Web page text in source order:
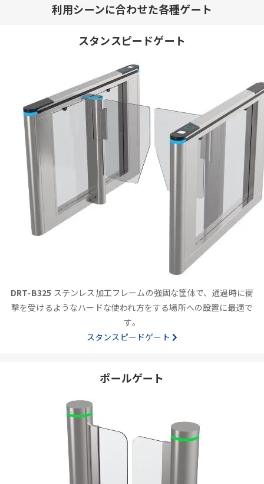
利用シーンに合わせた各種ゲート
スタンスピードゲート
DRT-B325 ステンレス加工フレームの強固な筐体で、通過時に衝
撃を受けるようなハードな使われ方をする場所への設置に最適で
す。
スタンスピードゲート
ポールゲート